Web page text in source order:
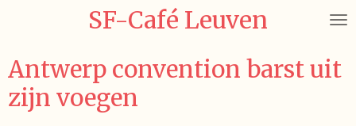
de
hoofdinhoud
SF-Café Leuven
Antwerp convention barst uit
zijn voegen